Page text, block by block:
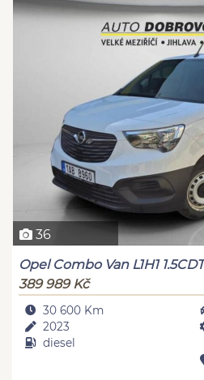
36
Opel Combo Van L1H1
389 989 Kč
30 600 Km
2023
diesel